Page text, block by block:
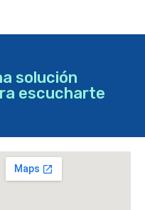
solución
escucharte